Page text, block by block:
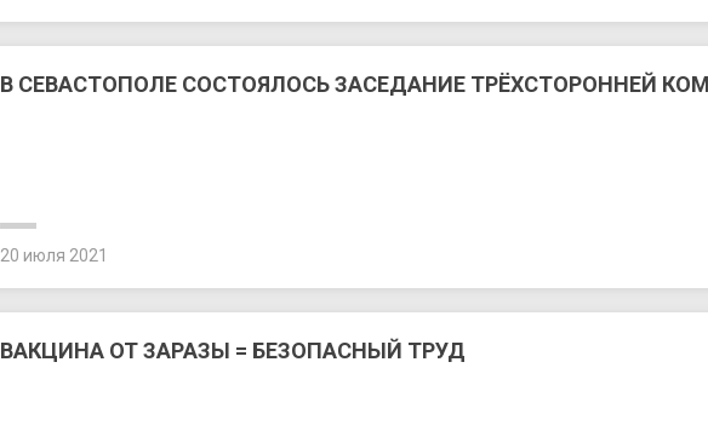
В СЕВАСТОПОЛЕ СОСТОЯЛОСЬ ЗАСЕДАНИЕ ТРЁХСТОРОННЕЙ
20 июля 2021
ВАКЦИНА ОТ ЗАРАЗЫ = БЕЗОПАСНЫЙ ТРУД